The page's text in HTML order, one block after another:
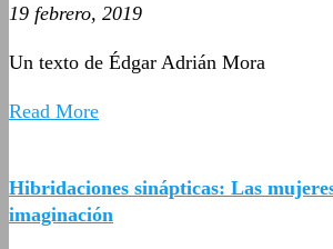
19 febrero, 2019
Un texto de Édgar Adrián Mora
Read More
Hibridaciones sinápticas: Las
imaginación